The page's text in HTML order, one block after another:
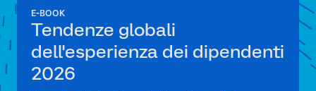
E-BOOK
Tendenze globali
dell'esperienza dei dipendenti
2026